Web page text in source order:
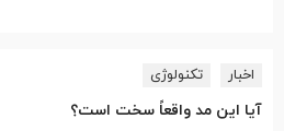
اخبار تکنولوژی
آیا این مد واقعاً سخت است؟